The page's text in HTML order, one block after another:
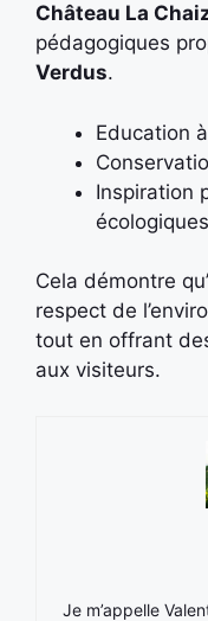
Château La
pédagogiques
Verdus.
Education
Inspiration
Cela démontre
respect de
tout en offrant
aux visiteurs.
Je m’appelle